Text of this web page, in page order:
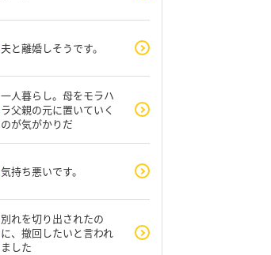
夫と離婚しそうです。
一人暮らし。母をモラハ
ラ父親の元に置いていく
のが気がかりだ
気持ち悪いです。
別れを切り出されたの
に、撤回したいと言われ
ました